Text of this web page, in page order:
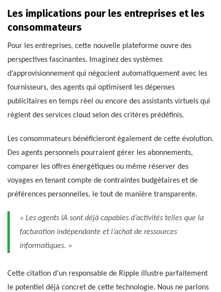
Les implications pour les entreprises et les
consommateurs
Pour les entreprises, cette nouvelle plateforme ouvre des
perspectives fascinantes. Imaginez des systèmes
d’approvisionnement qui négocient automatiquement avec les
fournisseurs, des agents qui optimisent les dépenses
publicitaires en temps réel ou encore des assistants virtuels qui
règlent des services cloud selon des critères prédéfinis.
Les consommateurs bénéficieront également de cette évolution.
Des agents personnels pourraient gérer les abonnements,
comparer les offres énergétiques ou même réserver des
voyages en tenant compte de contraintes budgétaires et de
préférences personnelles, le tout de manière transparente.
« Les agents IA sont déjà capables d’activités telles que la
facturation indépendante et l’achat de ressources
informatiques. »
Cette citation d’un responsable de Ripple illustre parfaitement
le potentiel déjà concret de cette technologie. Nous ne parlons